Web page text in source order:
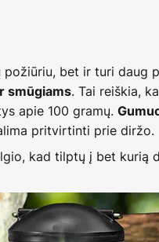
bet ir turi daug
smūgiams. Tai reiškia,
apie 100 gramų.
pritvirtinti prie diržo.
kad tilptų į bet kurią